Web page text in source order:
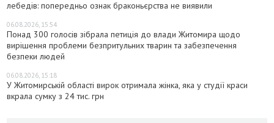
лебедів: попередньо ознак браконьєрства не виявили
06.08.2026, 15:54
Понад 300 голосів зібрала петиція до влади Житомира щодо
вирішення проблеми безпритульних тварин та забезпечення
безпеки людей
06.08.2026, 15:18
У Житомирській області вирок отримала жінка, яка у студії краси
вкрала сумку з 24 тис. грн